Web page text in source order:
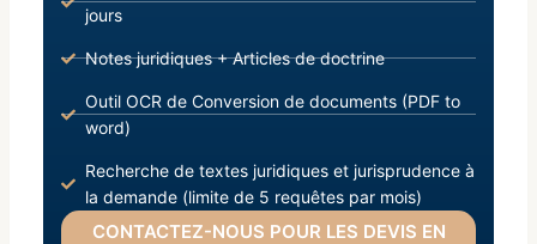
jours
Notes juridiques + Articles de doctrine
Outil OCR de Conversion de documents (PDF to
word)
Recherche de textes juridiques et jurisprudence à
la demande (limite de 5 requêtes par mois)
CONTACTEZ-NOUS POUR LES DEVIS EN